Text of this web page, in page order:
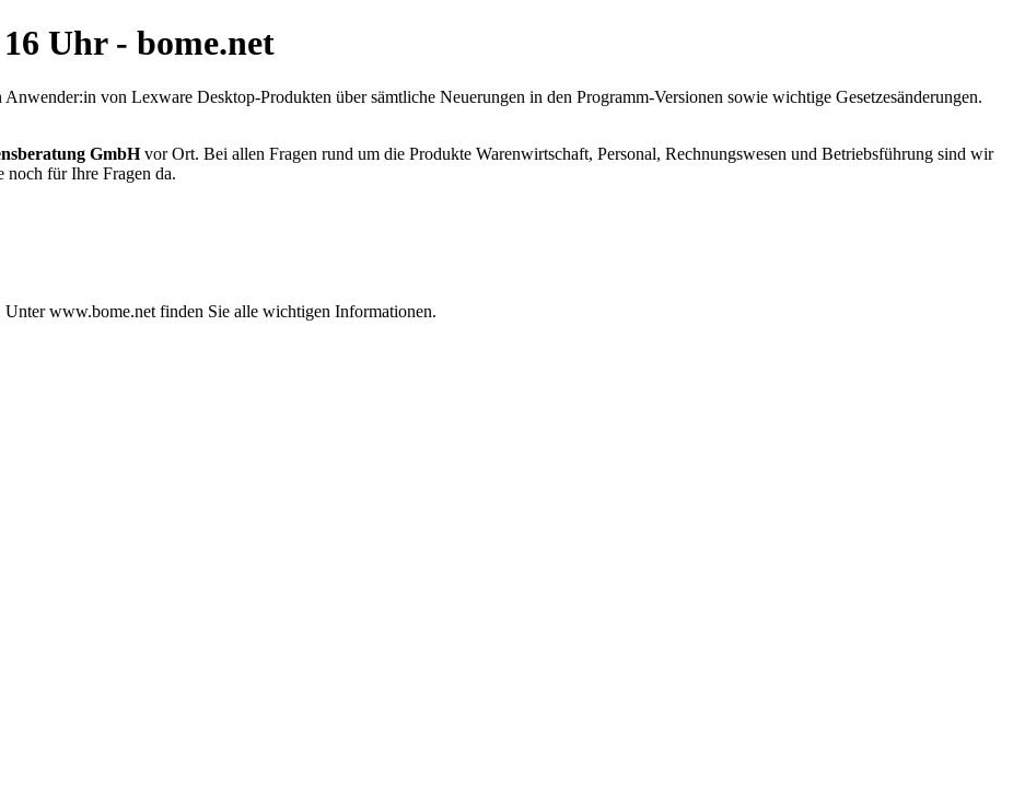
Uhr - bome.net
von Lexware Desktop-Produkten über sämtliche Neuerungen in den Programm-Versionen sowie wichtige Gesetzesänderungen.
GmbHvor Ort. Bei allen Fragen rund um die Produkte Warenwirtschaft, Personal, Rechnungswesen und Betriebsführung sind wir
noch für Ihre Fragen da.
Unter www.bome.net finden Sie alle wichtigen Informationen.